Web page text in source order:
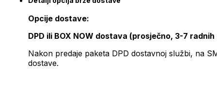
Opcije dostave:
DPD ili BOX NOW dostava (prosječno, 3-7 radnih
Nakon predaje paketa DPD dostavnoj službi, na
dostave.